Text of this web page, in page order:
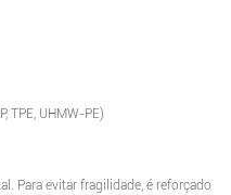
TPE, UHMW-PE)
Para evitar fragilidade, é reforçado